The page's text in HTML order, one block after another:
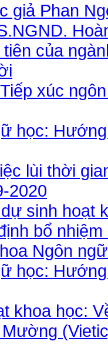
giả Phan
của
xúc
học:
lùi thời
2020
sinh hoạt
bổ
Ngôn
học:
khoa học: